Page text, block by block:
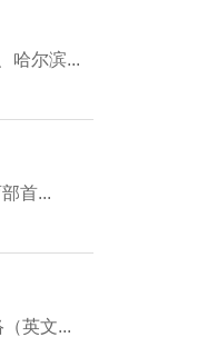
哈尔滨...
首...
英文...